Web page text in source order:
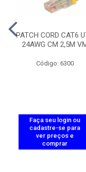
PATCH CORD CAT6
24AWG CM 2,5M
Código: 6300
Faça seu login ou
cadastre-se para
ver preços e
comprar